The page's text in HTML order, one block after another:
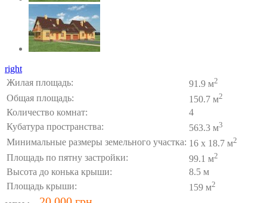
right
Жилая площадь:
91.9 м2
Общая площадь: 150.7 м2
Количество комнат:
4
Кубатура пространства:
563.3 м3
Минимальные размеры земельного участка: 16 x 18.7 м2
Площадь по пятну застройки: 99.1 м2
Высота до конька крыши:
8.5 м
Площадь крыши:
159 м2